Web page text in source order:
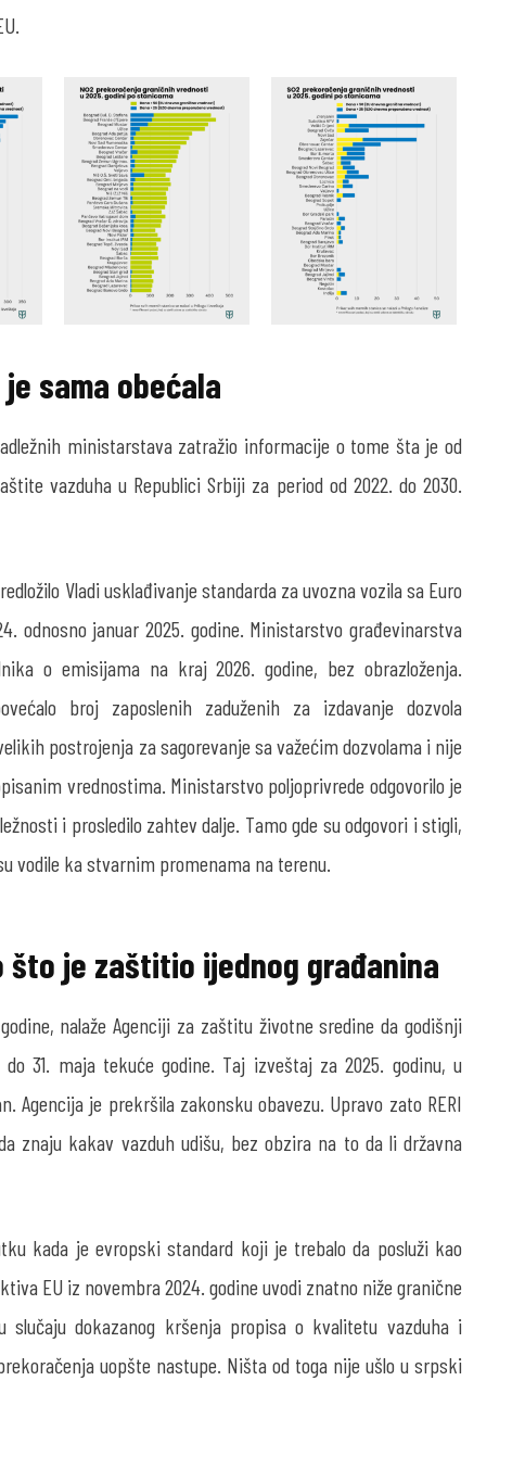
sama obećala
ministarstava zatražio informacije o tome šta je od
vazduha u Republici Srbiji za period od 2022. do 2030.
Vladi usklađivanje standarda za uvozna vozila sa Euro
odnosno januar 2025. godine. Ministarstvo građevinarstva
o emisijama na kraj 2026. godine, bez obrazloženja.
broj zaposlenih zaduženih za izdavanje dozvola
postrojenja za sagorevanje sa važećim dozvolama i nije
vrednostima. Ministarstvo poljoprivrede odgovorilo je
i prosledilo zahtev dalje. Tamo gde su odgovori i stigli,
vodile ka stvarnim promenama na terenu.
što je zaštitio ijednog građanina
nalaže Agenciji za zaštitu životne sredine da godišnji
31. maja tekuće godine. Taj izveštaj za 2025. godinu, u
Agencija je prekršila zakonsku obavezu. Upravo zato RERI
znaju kakav vazduh udišu, bez obzira na to da li državna
kada je evropski standard koji je trebalo da posluži kao
EU iz novembra 2024. godine uvodi znatno niže granične
dokazanog kršenja propisa o kvalitetu vazduha i
uopšte nastupe. Ništa od toga nije ušlo u srpski